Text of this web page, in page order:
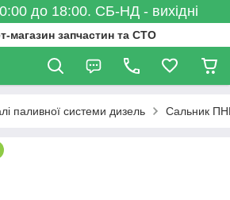
до 18:00. СБ-НД - вихідні
магазин запчастин та СТО
паливної системи дизель Сальник